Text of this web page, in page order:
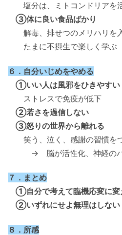
塩分は、ミトコンドリアを
③体に良い食品ばかり
解毒、排せつのメリハリを
たまに不摂生で楽しく学ぶ
６．自分いじめをやめる
①いい人は風邪をひきやすい
ストレスで免疫が低下
②若さを過信しない
③怒りの世界から離れる
笑う、泣く、感謝の習慣を
→ 脳が活性化、神経のバ
７．まとめ
①自分で考えて臨機応変に変
②いずれにせよ無理はしない
８．所感